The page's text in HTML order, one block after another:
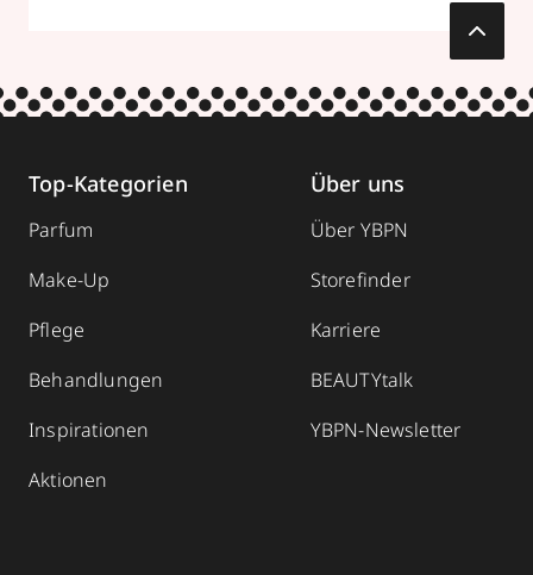
Top-Kategorien
Parfum
Make-Up
Pflege
Behandlungen
Inspirationen
Aktionen
Über uns
Über YBPN
Storefinder
Karriere
BEAUTYtalk
YBPN-Newsletter